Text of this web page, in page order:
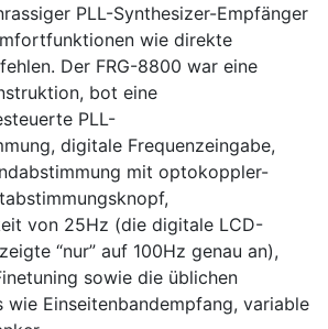
PLL-Synthesizer-Empfänger
wie direkte
Der FRG-8800 war eine
bot eine
PLL-
digitale Frequenzeingabe,
mit optokoppler-
von 25Hz (die digitale LCD-
“nur” auf 100Hz genau an),
sowie die üblichen
wie Einseitenbandempfang, variable